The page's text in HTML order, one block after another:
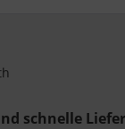
schnelle